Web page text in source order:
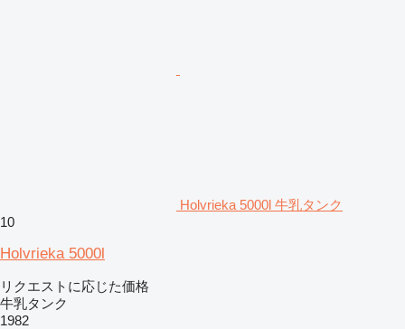
Holvrieka 5000l 牛乳タンク
10
Holvrieka 5000l
リクエストに応じた価格
牛乳タンク
1982